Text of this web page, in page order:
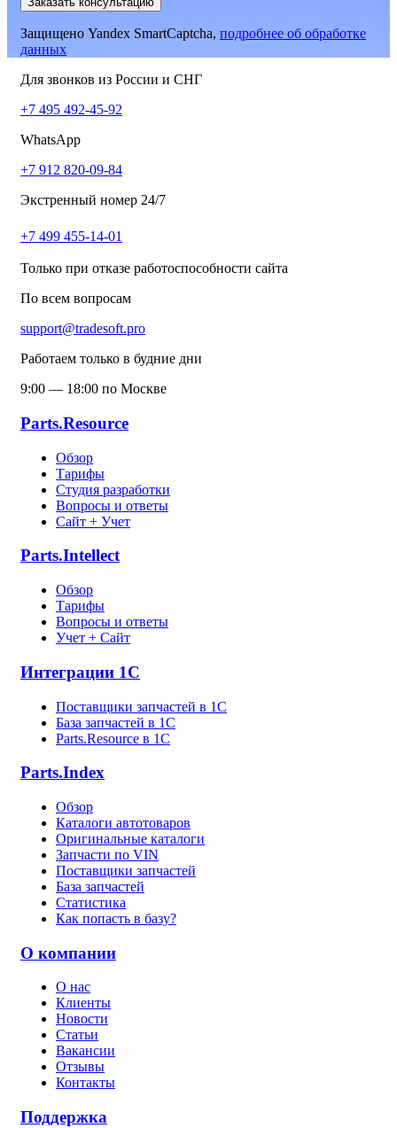
Защищено Yandex SmartCaptcha, подробнее об обработке
данных
Для звонков из России и СНГ
+7 495 492-45-92
WhatsApp
+7 912 820-09-84
Экстренный номер 24/7
+7 499 455-14-01
Только при отказе работоспособности сайта
По всем вопросам
support@tradesoft.pro
Работаем только в будние дни
9:00 — 18:00 по Москве
Parts.Resource
Обзор
Тарифы
Студия разработки
Вопросы и ответы
Сайт + Учет
Parts.Intellect
Обзор
Тарифы
Вопросы и ответы
Учет + Сайт
Интеграции 1С
Поставщики запчастей в 1C
База запчастей в 1С
Parts.Resource в 1C
Parts.Index
Обзор
Каталоги автотоваров
Оригинальные каталоги
Запчасти по VIN
Поставщики запчастей
База запчастей
Статистика
Как попасть в базу?
О компании
О нас
Клиенты
Новости
Статьи
Вакансии
Отзывы
Контакты
Поддержка